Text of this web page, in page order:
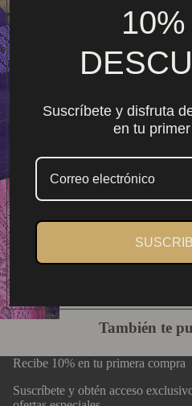
Envío nacional $159.
Auténtico arte textil
DESCRIPCIÓN
CONSERVACIÓN
También te
Recibe 10% en tu primera compra
Suscríbete y obtén acceso
Suscríbete y disfruta
en tu